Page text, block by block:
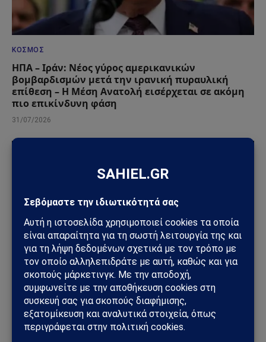
ΚΌΣΜΟΣ
ΗΠΑ – Ιράν: Νέος γύρος αμερικανικών
βομβαρδισμών μετά την ιρανική πυραυλική
επίθεση – Η Μέση Ανατολή εισέρχεται σε ακόμη
πιο επικίνδυνη φάση
31/07/2026
ΚΌΣΜΟΣ
ΗΠΑ – Ιράν: Οι Χούθι ανοίγουν νέο μέτωπο στη
Μέση Ανατολή – Η Σαουδική Αραβία στο
επίκεντρο των επιθέσεων